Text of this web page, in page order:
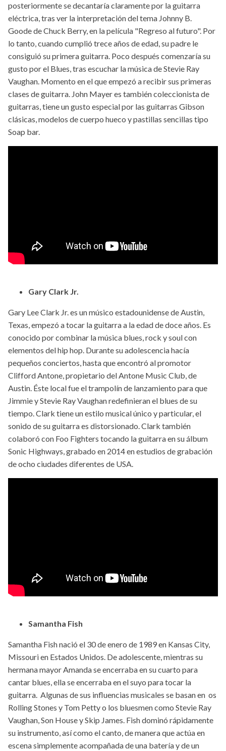
posteriormente se decantaría claramente por la guitarra
eléctrica, tras ver la interpretación del tema Johnny B.
Goode de Chuck Berry, en la película "Regreso al futuro". Por
lo tanto, cuando cumplió trece años de edad, su padre le
consiguió su primera guitarra. Poco después comenzaría su
gusto por el Blues, tras escuchar la música de Stevie Ray
Vaughan. Momento en el que empezó a recibir sus primeras
clases de guitarra. John Mayer es también coleccionista de
guitarras, tiene un gusto especial por las guitarras Gibson
clásicas, modelos de cuerpo hueco y pastillas sencillas tipo
Soap bar.
Gary Clark Jr.
Gary Lee Clark Jr. es un músico estadounidense de Austin,
Texas, empezó a tocar la guitarra a la edad de doce años. Es
conocido por combinar la música blues, rock y soul con
elementos del hip hop. Durante su adolescencia hacía
pequeños conciertos, hasta que encontró al promotor
Clifford Antone, propietario del Antone Music Club, de
Austin. Éste local fue el trampolín de lanzamiento para que
Jimmie y Stevie Ray Vaughan redefinieran el blues de su
tiempo. Clark tiene un estilo musical único y particular, el
sonido de su guitarra es distorsionado. Clark también
colaboró con Foo Fighters tocando la guitarra en su álbum
Sonic Highways, grabado en 2014 en estudios de grabación
de ocho ciudades diferentes de USA.
Samantha Fish
Samantha Fish nació el 30 de enero de 1989 en Kansas City,
Missouri en Estados Unidos. De adolescente, mientras su
hermana mayor Amanda se encerraba en su cuarto para
cantar blues, ella se encerraba en el suyo para tocar la
guitarra. Algunas de sus influencias musicales se basan en os
Rolling Stones y Tom Petty o los bluesmen como Stevie Ray
Vaughan, Son House y Skip James. Fish dominó rápidamente
su instrumento, así como el canto, de manera que actúa en
escena simplemente acompañada de una batería y de un